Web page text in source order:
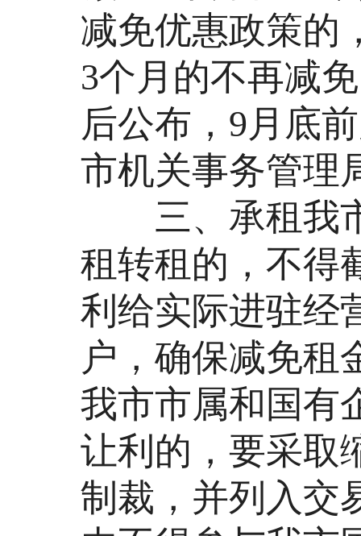
减免优惠政策的
3个月的不再减
后公布，9月底
市机关事务管理
三、承租我市
租转租的，不得
利给实际进驻经
户，确保减免租
我市市属和国有
让利的，要采取
制裁，并列入交